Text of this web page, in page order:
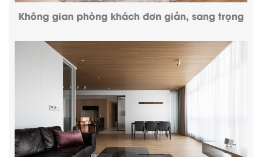
Không gian phòng khách đơn giản, sang trọng